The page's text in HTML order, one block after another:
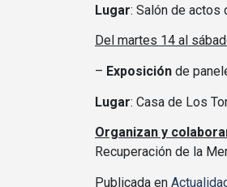
Lugar: Salón de actos
Del martes 14 al
– Exposición de
Lugar: Casa de Los
Organizan y
Recuperación de la
Publicada en